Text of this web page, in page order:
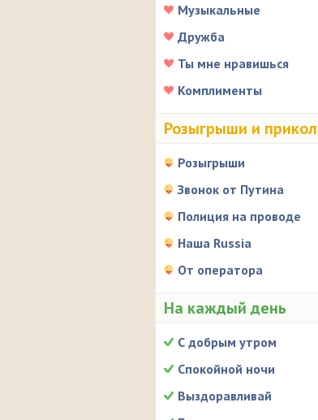
Музыкальные
Дружба
Ты мне нравишься
Комплименты
Розыгрыши и
Розыгрыши
Звонок от Путина
Полиция на проводе
Наша Russia
От оператора
На каждый день
С добрым утром
Спокойной ночи
Выздоравливай